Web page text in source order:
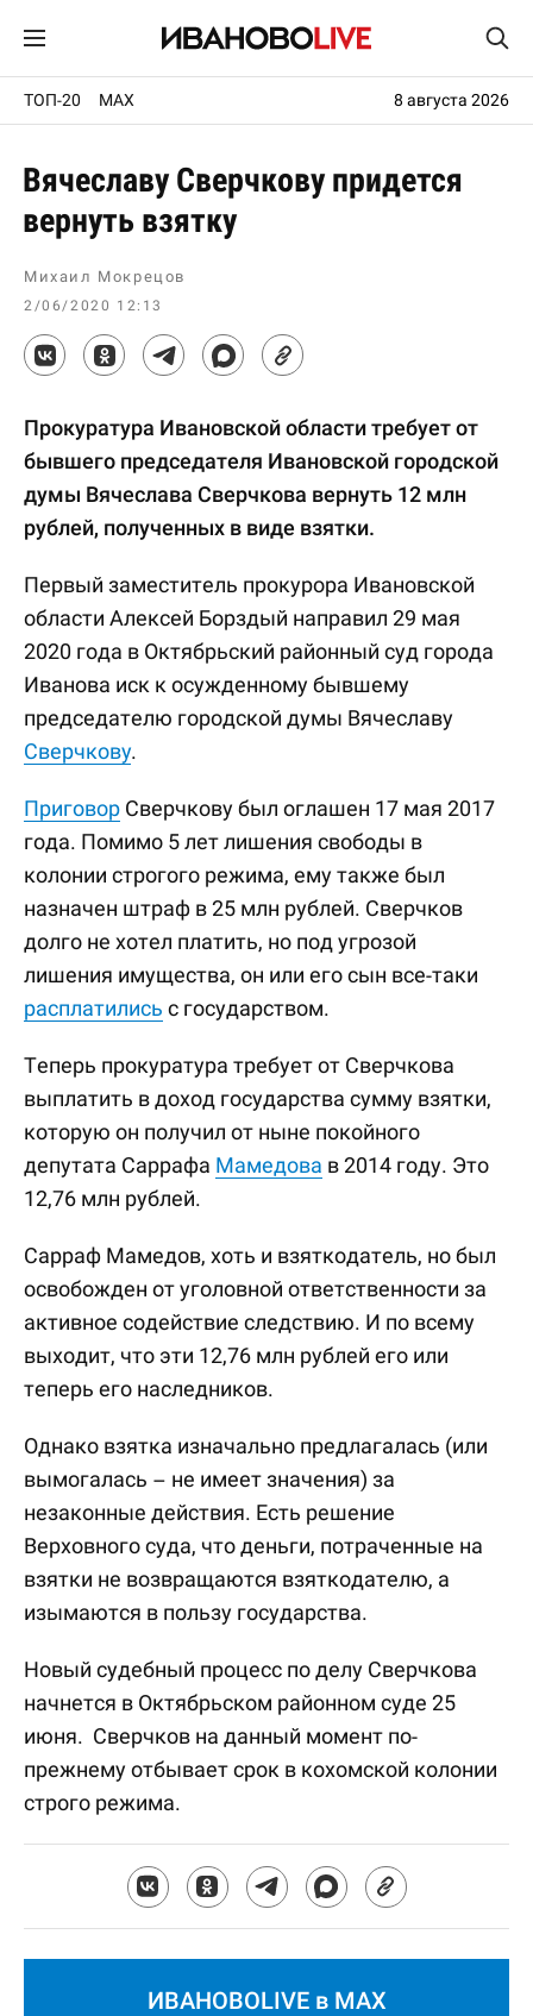
ТОП-20 MAX 8 августа 2026
Вячеславу Сверчкову придется
вернуть взятку
Михаил Мокрецов
2/06/2020 12:13
Прокуратура Ивановской области требует от
бывшего председателя Ивановской городской
думы Вячеслава Сверчкова вернуть 12 млн
рублей, полученных в виде взятки.
Первый заместитель прокурора Ивановской
области Алексей Борздый направил 29 мая
2020 года в Октябрьский районный суд города
Иванова иск к осужденному бывшему
председателю городской думы Вячеславу
Сверчкову.
Приговор Сверчкову был оглашен 17 мая 2017
года. Помимо 5 лет лишения свободы в
колонии строгого режима, ему также был
назначен штраф в 25 млн рублей. Сверчков
долго не хотел платить, но под угрозой
лишения имущества, он или его сын все-таки
расплатились с государством.
Теперь прокуратура требует от Сверчкова
выплатить в доход государства сумму взятки,
которую он получил от ныне покойного
депутата Саррафа Мамедова в 2014 году. Это
12,76 млн рублей.
Сарраф Мамедов, хоть и взяткодатель, но был
освобожден от уголовной ответственности за
активное содействие следствию. И по всему
выходит, что эти 12,76 млн рублей его или
теперь его наследников.
Однако взятка изначально предлагалась (или
вымогалась – не имеет значения) за
незаконные действия. Есть решение
Верховного суда, что деньги, потраченные на
взятки не возвращаются взяткодателю, а
изымаются в пользу государства.
Новый судебный процесс по делу Сверчкова
начнется в Октябрьском районном суде 25
июня. Сверчков на данный момент по-
прежнему отбывает срок в кохомской колонии
строго режима.
ИВАНОВОLIVE в MAX